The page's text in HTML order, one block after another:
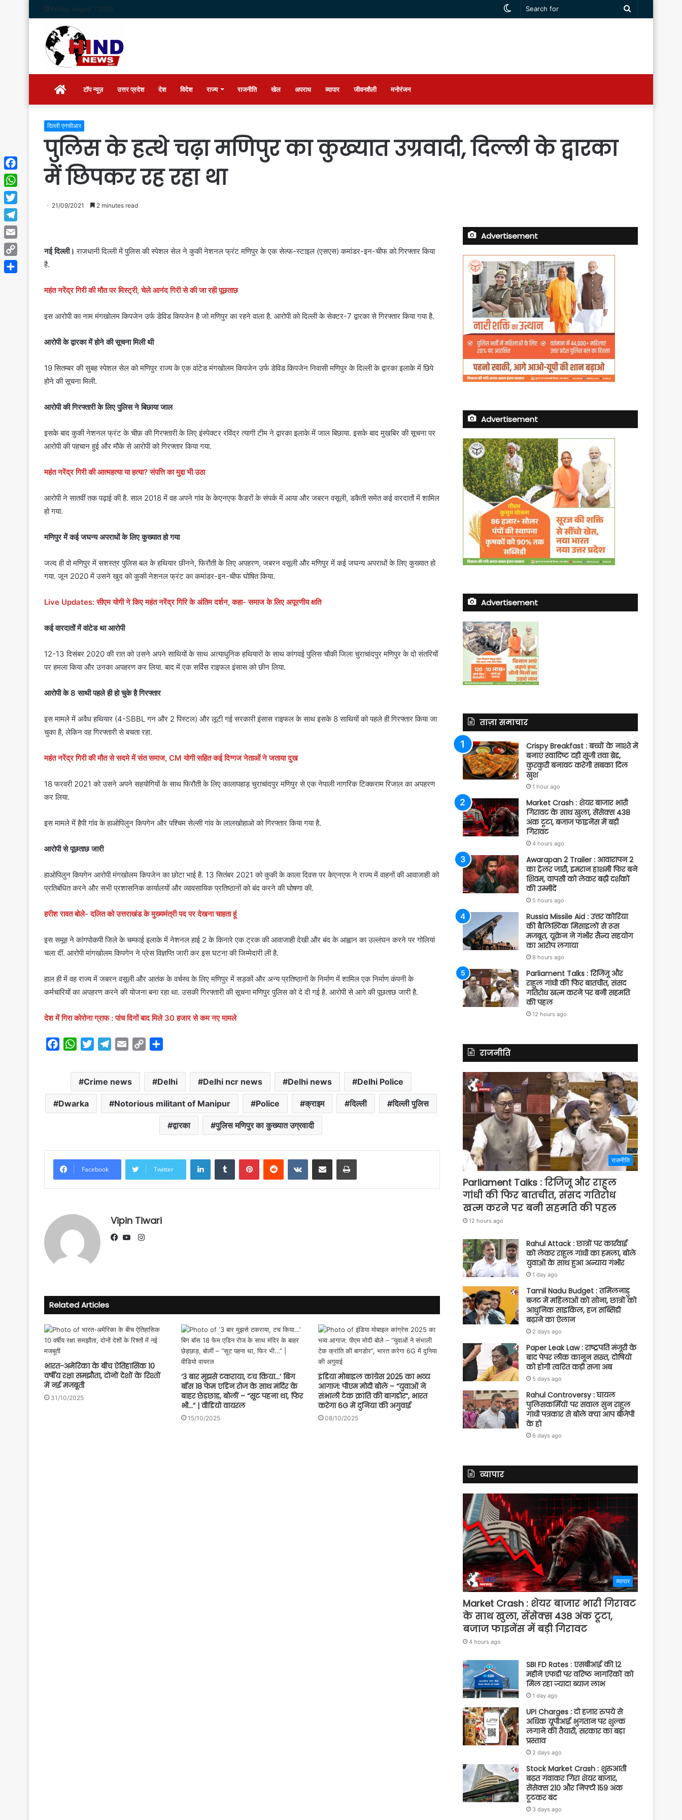
Friday, August 7 2026
Search
Switch
Homeटॉप न्यूज़ उत्तर प्रदेश देश विदेश राज्य राजनीति खेल अपराध व्यापार जीवनशैली मनोरंजन
दिल्ली एनसीआर
पुलिस के हत्थे चढ़ा मणिपुर का कुख्यात उग्रवादी, दिल्ली के द्वारका
में छिपकर रह रहा था
21/09/2021 2 minutes read
नई दिल्ली। राजधानी दिल्ली में पुलिस की स्पेशल सेल ने कुकी नेशनल फ्रंट मणिपुर के एक सेल्फ-स्टाइल (एसएस) कमांडर-इन-चीफ को गिरफ्तार किया
है.
महंत नरेंद्र गिरी की मौत पर मिस्ट्री, चेले आनंद गिरी से की जा रही पूछताछ
इस आरोपी का नाम मंगखोलम किपजेन उर्फ डेविड किपजेन है जो मणिपुर का रहने वाला है. आरोपी को दिल्ली के सेक्टर-7 द्वारका से गिरफ्तार किया गया है.
आरोपी के द्वारका में होने की सूचना मिली थी
19 सितम्बर की सुबह स्पेशल सेल को मणिपुर राज्य के एक वांटेड मंगखोलम किपजेन उर्फ डेविड किपजेन निवासी मणिपुर के दिल्ली के द्वारका इलाके में छिपे
होने की सूचना मिली.
आरोपी की गिरफ्तारी के लिए पुलिस ने बिछाया जाल
इसके बाद कुकी नेशनल फ्रंट के चीफ़ की गिरफ्तारी के लिए इंस्पेक्टर रविंद्र त्यागी टीम ने द्वारका इलाके में जाल बिछाया. इसके बाद मुखबिर की सूचना पर
आरोपी की पहचान हुई और मौके से आरोपी को गिरफ्तार किया गया.
महंत नरेंद्र गिरी की आत्महत्या या हत्या? संपत्ति का मुद्दा भी उठा
आरोपी ने सातवीं तक पढ़ाई की है. साल 2018 में वह अपने गांव के केएनएफ कैडरों के संपर्क में आया और जबरन वसूली, डकैती समेत कई वारदातों में शामिल
हो गया.
मणिपुर में कई जघन्य अपराधों के लिए कुख्यात हो गया
जल्द ही वो मणिपुर में सशस्त्र पुलिस बल के हथियार छीनने, फिरौती के लिए अपहरण, जबरन वसूली और मणिपुर में कई जघन्य अपराधों के लिए कुख्यात हो
गया. जून 2020 में उसने खुद को कुकी नेशनल फ्रंट का कमांडर-इन-चीफ घोषित किया.
Live Updates: सीएम योगी ने किए महंत नरेंद्र गिरि के अंतिम दर्शन, कहा- समाज के लिए अपूरणीय क्षति
कई वारदातों में वांटेड था आरोपी
12-13 दिसंबर 2020 की रात को उसने अपने साथियों के साथ अत्याधुनिक हथियारों के साथ कांगवई पुलिस चौकी जिला चुराचांदपुर मणिपुर के दो संतरियों
पर हमला किया और उनका अपहरण कर लिया. बाद में एक सर्विस राइफल इंसास को छीन लिया.
आरोपी के 8 साथी पहले ही हो चुके है गिरफ्तार
इस मामले में अवैध हथियार (4-SBBL गन और 2 पिस्टल) और लूटी गई सरकारी इंसास राइफल के साथ इसके 8 साथियों को पहले ही गिरफ्तार किया जा
चुका है, लेकिन वह गिरफ्तारी से बचता रहा.
महंत नरेंद्र गिरी की मौत से सदमे में संत समाज, CM योगी सहित कई दिग्गज नेताओं ने जताया दुख
18 फरवरी 2021 को उसने अपने सहयोगियों के साथ फिरौती के लिए कालापहाड़ चुराचांदपुर मणिपुर से एक नेपाली नागरिक टिक्कराम रिजाल का अपहरण
कर लिया.
इस मामले में हैपी गांव के हाओपिलुन किपगेन और पश्चिम सेल्सी गांव के लालखोहाओ को गिरफ्तार किया गया है.
आरोपी से पूछताछ जारी
हाओपिलुन किपगेन आरोपी मंगखोलम किपजेन का छोटा भाई है. 13 सितंबर 2021 को कुकी के काला दिवस पर केएनएफ ने राज्य में वाहनों की आवाजाही को
प्रतिबंधित करने और सभी प्रशासनिक कार्यालयों और व्यावसायिक प्रतिष्ठानों को बंद करने की घोषणा की.
हरीश रावत बोले- दलित को उत्तराखंड के मुख्यमंत्री पद पर देखना चाहता हूं
इस समूह ने कांगपोकपी जिले के चम्फाई इलाके में नेशनल हाई 2 के किनारे एक ट्रक की आवाजाही देखी और बंद के आह्वान का उल्लंघन करने पर गोलियां
चला दीं. आरोपी मांगखोलम किपगेन ने प्रेस विज्ञप्ति जारी कर इस घटना की जिम्मेदारी ली है.
हाल ही में वह राज्य में जबरन वसूली और आतंक के वर्चस्व के लिए मणिपुर में सड़कों और अन्य प्रतिष्ठानों के निर्माण में शामिल एक निर्माण कंपनी के
कर्मचारियों का अपहरण करने की योजना बना रहा था. उसकी गिरफ्तारी की सूचना मणिपुर पुलिस को दे दी गई है. आरोपी से आगे की पूछताछ जारी है.
देश में गिरा कोरोना ग्राफ : पांच दिनों बाद मिले 30 हजार से कम नए मामले
b
o
W
a
t
s
A
i
t
t
e
l
e
g
r
a
i
l
p
L
i
a
r
e
Crime news Delhi Delhi ncr news Delhi news Delhi Police
Dwarka Notorious militant of Manipur Police क्राइम दिल्ली दिल्ली पुलिस
द्वारका पुलिस मणिपुर का कुख्यात उग्रवादी
Facebook Twitter
LinkedInTumblr PinterestReddit VKontakteShare via Email Print
Vipin Tiwari
Instagram
Related Articles
भारत-अमेरिका के बीच ऐतिहासिक 10
वर्षीय रक्षा समझौता, दोनों देशों के रिश्तों
में नई मजबूती
31/10/2025
‘3 बार मुझसे टकराया, टच किया…’ बिग
बॉस 18 फेम एडिन रोज के साथ मंदिर के
बाहर छेड़छाड़, बोलीं – “सूट पहना था, फिर
भी…” | वीडियो वायरल
15/10/2025
इंडिया मोबाइल कांग्रेस 2025 का भव्य
आगाज: पीएम मोदी बोले – “युवाओं ने
संभाली टेक क्रांति की बागडोर”, भारत
करेगा 6G में दुनिया की अगुवाई
08/10/2025
Advertisement
Advertisement
Advertisement
ताज़ा समाचार
Crispy Breakfast : बच्चों के नाश्ते में
बनाएं स्वादिष्ट दही सूजी तवा ब्रेड,
कुरकुरी बनावट करेगी सबका दिल
खुश
1 hour ago
Market Crash : शेयर बाजार भारी
गिरावट के साथ खुला, सेंसेक्स 438
अंक टूटा, बजाज फाइनेंस में बड़ी
गिरावट
4 hours ago
Awarapan 2 Trailer : आवारापन 2
का ट्रेलर जारी, इमरान हाशमी फिर बने
शिवम, वापसी को लेकर बढ़ी दर्शकों
की उम्मीदें
5 hours ago
Russia Missile Aid : उत्तर कोरिया
की बैलिस्टिक मिसाइलों से रूस
मजबूत, यूक्रेन ने गंभीर सैन्य सहयोग
का आरोप लगाया
8 hours ago
Parliament Talks : रिजिजू और
राहुल गांधी की फिर बातचीत, संसद
गतिरोध खत्म करने पर बनी सहमति
की पहल
12 hours ago
राजनीति
राजनीति
Parliament Talks : रिजिजू और राहुल
गांधी की फिर बातचीत, संसद गतिरोध
खत्म करने पर बनी सहमति की पहल
12 hours ago
Rahul Attack : छात्रों पर कार्रवाई
को लेकर राहुल गांधी का हमला, बोले
युवाओं के साथ हुआ अन्याय गंभीर
1 day ago
Tamil Nadu Budget : तमिलनाडु
बजट में महिलाओं को सोना, छात्रों को
आधुनिक साइकिल, हज सब्सिडी
बढ़ाने का ऐलान
2 days ago
Paper Leak Law : राष्ट्रपति मंजूरी के
बाद पेपर लीक कानून सख्त, दोषियों
को होगी त्वरित कड़ी सजा अब
5 days ago
Rahul Controversy : घायल
पुलिसकर्मियों पर सवाल सुन राहुल
गांधी पत्रकार से बोले क्या आप बीजेपी
के हो
6 days ago
व्यापार
व्यापार
Market Crash : शेयर बाजार भारी गिरावट
के साथ खुला, सेंसेक्स 438 अंक टूटा,
बजाज फाइनेंस में बड़ी गिरावट
4 hours ago
SBI FD Rates : एसबीआई की 12
महीने एफडी पर वरिष्ठ नागरिकों को
मिल रहा ज्यादा ब्याज लाभ
1 day ago
UPI Charges : दो हजार रुपये से
अधिक यूपीआई भुगतान पर शुल्क
लगाने की तैयारी, सरकार का बड़ा
प्रस्ताव
2 days ago
Stock Market Crash : शुरुआती
बढ़त गंवाकर गिरा शेयर बाजार,
सेंसेक्स 210 और निफ्टी 159 अंक
टूटकर बंद
3 days ago
Facebook
WhatsApp
Twitter
Telegram
Email
Copy
Link